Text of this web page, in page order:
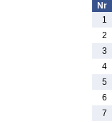
Nr
1
2
3
4
5
6
7